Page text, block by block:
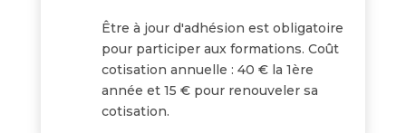
Être à jour d'adhésion est obligatoire
pour participer aux formations. Coût
cotisation annuelle : 40 € la 1ère
année et 15 € pour renouveler sa
cotisation.